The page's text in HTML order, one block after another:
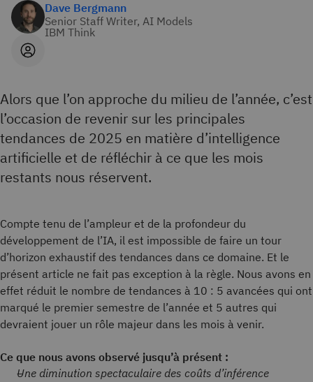
Dave Bergmann
Senior Staff Writer, AI Models
IBM Think
Alors que l’on approche du milieu de l’année, c’est
l’occasion de revenir sur les principales
tendances de 2025 en matière d’intelligence
artificielle et de réfléchir à ce que les mois
restants nous réservent.
Compte tenu de l’ampleur et de la profondeur du
développement de l’IA, il est impossible de faire un tour
d’horizon exhaustif des tendances dans ce domaine. Et le
présent article ne fait pas exception à la règle. Nous avons en
effet réduit le nombre de tendances à 10 : 5 avancées qui ont
marqué le premier semestre de l’année et 5 autres qui
devraient jouer un rôle majeur dans les mois à venir.
Ce que nous avons observé jusqu’à présent :
Une diminution spectaculaire des coûts d’inférence